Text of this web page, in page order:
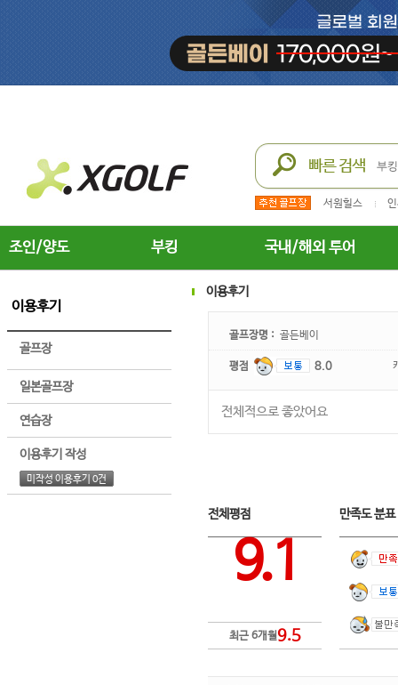
서원힐스
조인/양도 부킹 국내/해외 투어
이용후기
골프장
일본골프장
연습장
이용후기 작성
미작성 이용후기 0건
이용후기
골프장명 : 골든베이
평점 8.0
전체적으로 좋았어요
전체평점
9.1
최근 6개월9.5
만족도 분